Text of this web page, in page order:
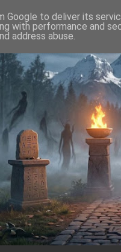
Google to deliver its
with performance and
address abuse.